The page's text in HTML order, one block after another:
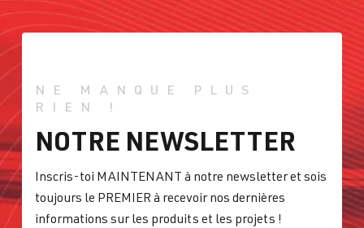
NE MANQUE PLUS
RIEN !
NOTRE NEWSLETTER
Inscris-toi MAINTENANT à notre newsletter et sois
toujours le PREMIER à recevoir nos dernières
informations sur les produits et les projets !